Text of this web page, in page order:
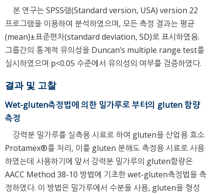
본 연구는 SPSS램(Standard version, USA) version 22
프로그램을 이용하여 분석하였으며, 모든 측정 결과는 평균
(mean)±표준편차(standard deviation, SD)로 표시하였음.
그룹간의 통계적 유의성을 Duncan’s multiple range test를
실시하였으며 p<0.05 수준에서 유의성의 여부를 검증하였다.
결과 및 고찰
Wet-gluten측정법에 의한 밀가루로 부터의 gluten 함량
측정
강력분 밀가루를 실측용 시료로 하여 gluten을 산업용 효소
Protamex®를 처리, 이를 gluten 분해도 측정용 시료로 사용
하였는데 사용하기에 앞서 강력분 밀가루의 gluten함량은
AACC Method 38-10 방법에 기초한 wet-gluten측정법을 측
정하였다. 이 방법은 밀가루에서 수분을 사용, gluten을 형성